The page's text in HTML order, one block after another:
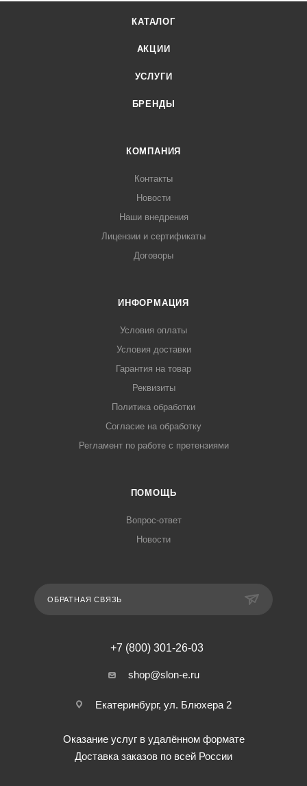
КАТАЛОГ
АКЦИИ
УСЛУГИ
БРЕНДЫ
КОМПАНИЯ
Контакты
Новости
Наши внедрения
Лицензии и сертификаты
Договоры
ИНФОРМАЦИЯ
Условия оплаты
Условия доставки
Гарантия на товар
Реквизиты
Политика обработки
Согласие на обработку
Регламент по работе с претензиями
ПОМОЩЬ
Вопрос-ответ
Новости
ОБРАТНАЯ СВЯЗЬ
+7 (800) 301-26-03
shop@slon-e.ru
Екатеринбург, ул. Блюхера 2
Оказание услуг в удалённом формате
Доставка заказов по всей России